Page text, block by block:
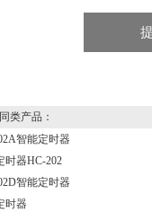
类产品：
智能定时器
时器HC-202
智能定时器
时器